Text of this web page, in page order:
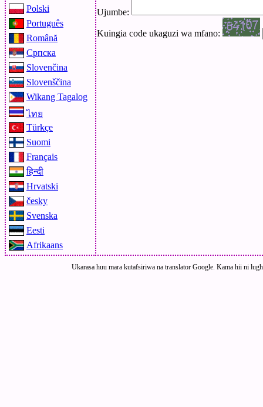
Polski
Português
Română
Српска
Slovenčina
Slovenščina
Wikang Tagalog
ไทย
Türkçe
Suomi
Français
हिन्दी
Hrvatski
česky
Svenska
Eesti
Afrikaans
Ujumbe:
Kuingia code ukaguzi wa mfano:
Ukarasa huu mara kutafsiriwa na translator Google. Kama hii ni